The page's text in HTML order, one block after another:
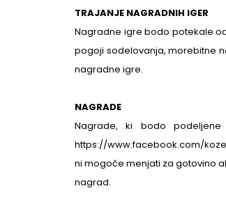
TRAJANJE NAGRADNIH IGER
Nagradne igre bodo potekale
pogoji sodelovanja, morebitne
nagradne igre.
NAGRADE
Nagrade, ki bodo
https://www.facebook.com/
ni mogoče menjati za gotovino
nagrad.